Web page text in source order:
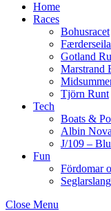
Home
Races
Bohusracet
Gotland
Marstrand
Tjörn Runt
Tech
Boats &
Albin
J/109 –
Fun
Fördomar
Seglarslang
Close Menu